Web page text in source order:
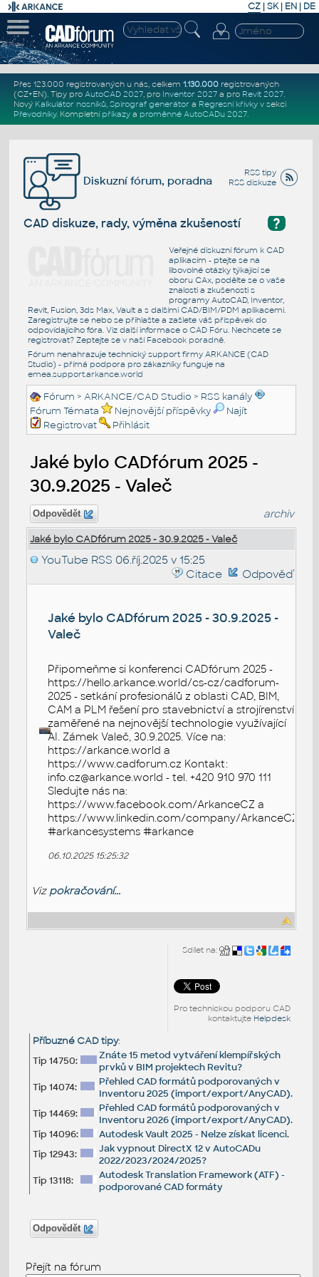
CZ | SK| EN | DE
Přes 123.000 registrovaných u nás, celkem 1.130.000registrovaných
(CZ+EN). Tipy pro AutoCAD 2027, pro Inventor 2027a pro Revit 2027.
Nový Kalkulátor nosníků, Spirograf generátor a Regresní křivkyv sekci
Převodníky. Kompletní příkazya proměnné AutoCADu 2027.
RSS tipy
RSS diskuze
Diskuzní fórum, poradna
?
CAD diskuze, rady, výměna zkušeností
Veřejné diskuzní fórum k CAD
aplikacím - ptejte se na
libovolné otázky týkající se
oboru CAx, podělte se o vaše
znalosti a zkušenosti s
programy AutoCAD, Inventor,
Revit, Fusion, 3ds Max, Vault a s dalšími CAD/BIM/PDM aplikacemi.
Zaregistrujte se nebo se přihlašte a zašlete váš příspěvek do
odpovídajícího fóra. Viz další informace o CAD Fóru. Nechcete se
registrovat? Zeptejte se v naší Facebook poradně.
Fórum nenahrazuje technický support firmy ARKANCE (CAD
Studio) - přímá podpora pro zákazníky funguje na
emea.support.arkance.world
Fórum >ARKANCE/CAD Studio > RSS kanály
Fórum Témata
Nejnovější příspěvky
Najít
Registrovat
Přihlásit
Jaké bylo CADfórum 2025 -
30.9.2025 - Valeč
Odpovědět archiv
Jaké bylo CADfórum 2025 - 30.9.2025 - Valeč
YouTube RSS 06.říj.2025 v 15:25
Citace
Odpověď
Jaké bylo CADfórum 2025 - 30.9.2025 -
Valeč
Připomeňme si konferenci CADfórum 2025 -
https://hello.arkance.world/cs-cz/cadforum-
2025 - setkání profesionálů z oblasti CAD, BIM,
CAM a PLM řešení pro stavebnictví a strojírenství,
zaměřené na nejnovější technologie využívající
AI. Zámek Valeč, 30.9.2025. Více na:
https://arkance.world a
https://www.cadforum.cz Kontakt:
info.cz@arkance.world - tel. +420 910 970 111
Sledujte nás na:
https://www.facebook.com/ArkanceCZ a
https://www.linkedin.com/company/ArkanceCZ
#arkancesystems #arkance
06.10.2025 15:25:32
Viz pokračování...
Sdílet na:
Pro technickou podporu CAD
kontaktujte Helpdesk
Příbuzné CAD tipy:
Tip 14750:
Znáte 15 metod vytváření klempířských
prvků v BIM projektech Revitu?
Tip 14074:
Přehled CAD formátů podporovaných v
Inventoru 2025 (import/export/AnyCAD).
Tip 14469:
Přehled CAD formátů podporovaných v
Inventoru 2026 (import/export/AnyCAD).
Tip 14096:
Autodesk Vault 2025 - Nelze získat licenci.
Tip 12943:
Jak vypnout DirectX 12 v AutoCADu
2022/2023/2024/2025?
Tip 13118:
Autodesk Translation Framework (ATF) -
podporované CAD formáty
Odpovědět
Přejít na fórum